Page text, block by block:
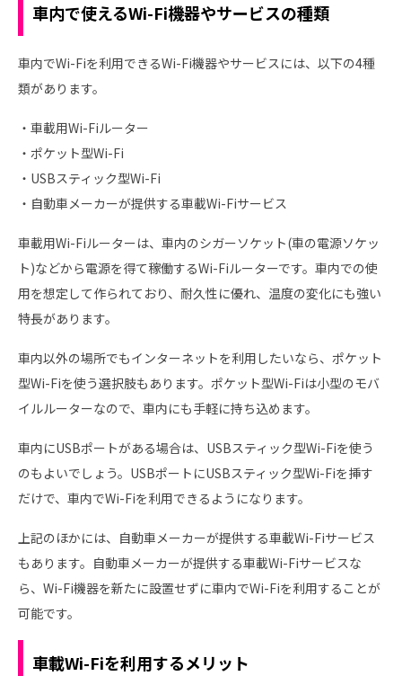
車内で使えるWi-Fi機器やサービスの種類
車内でWi-Fiを利用できるWi-Fi機器やサービスには、以下の4種
類があります。
・車載用Wi-Fiルーター
・ポケット型Wi-Fi
・USBスティック型Wi-Fi
・自動車メーカーが提供する車載Wi-Fiサービス
車載用Wi-Fiルーターは、車内のシガーソケット(車の電源ソケッ
ト)などから電源を得て稼働するWi-Fiルーターです。車内での使
用を想定して作られており、耐久性に優れ、温度の変化にも強い
特長があります。
車内以外の場所でもインターネットを利用したいなら、ポケット
型Wi-Fiを使う選択肢もあります。ポケット型Wi-Fiは小型のモバ
イルルーターなので、車内にも手軽に持ち込めます。
車内にUSBポートがある場合は、USBスティック型Wi-Fiを使う
のもよいでしょう。USBポートにUSBスティック型Wi-Fiを挿す
だけで、車内でWi-Fiを利用できるようになります。
上記のほかには、自動車メーカーが提供する車載Wi-Fiサービス
もあります。自動車メーカーが提供する車載Wi-Fiサービスな
ら、Wi-Fi機器を新たに設置せずに車内でWi-Fiを利用することが
可能です。
車載Wi-Fiを利用するメリット